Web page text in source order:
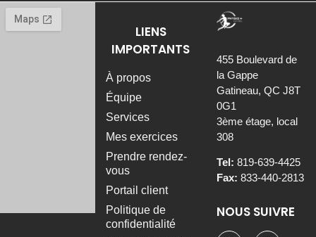
LIENS
IMPORTANTS
À propos
Équipe
Services
Mes exercices
Prendre rendez-
vous
Portail client
Politique de
confidentialité
455 Boulevard de
la Gappe
Gatineau, QC J8T
0G1
3ème étage, local
308
Tel: 819-639-4425
Fax: 833-440-2813
NOUS SUIVRE